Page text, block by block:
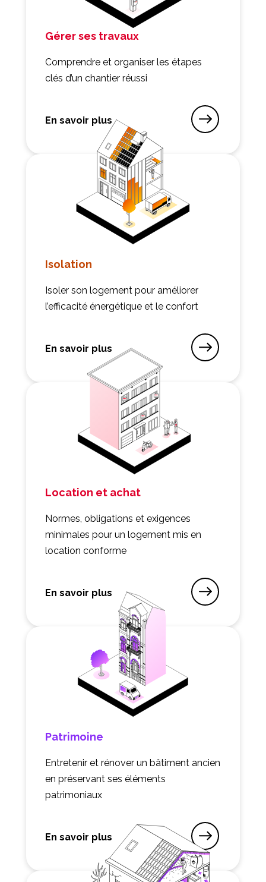
Gérer ses travaux
Comprendre et organiser les étapes
clés d’un chantier réussi
En savoir plus
sur Gérer ses travaux
Isolation
Isoler son logement pour améliorer
l’efficacité énergétique et le confort
En savoir plus
sur Isolation
Location et achat
Normes, obligations et exigences
minimales pour un logement mis en
location conforme
En savoir plus
sur Location et achat
Patrimoine
Entretenir et rénover un bâtiment ancien
en préservant ses éléments
patrimoniaux
En savoir plus
sur Patrimoine